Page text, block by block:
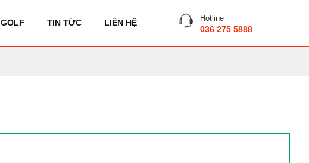
GOLF TIN TỨC LIÊN HỆ Hotline
036 275 5888